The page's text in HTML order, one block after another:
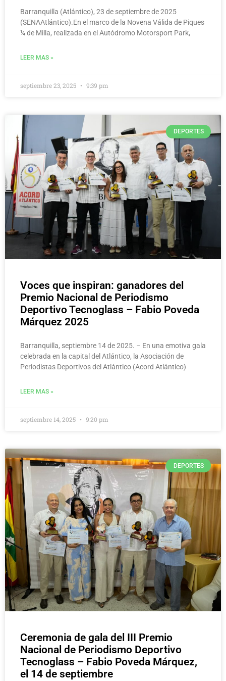
Barranquilla (Atlántico), 23 de septiembre de 2025
(SENAAtlántico).En el marco de la Novena Válida de Piques
¼ de Milla, realizada en el Autódromo Motorsport Park,
LEER MAS »
septiembre 23, 2025 9:39 pm
DEPORTES
Voces que inspiran: ganadores del
Premio Nacional de Periodismo
Deportivo Tecnoglass – Fabio Poveda
Márquez 2025
Barranquilla, septiembre 14 de 2025. – En una emotiva gala
celebrada en la capital del Atlántico, la Asociación de
Periodistas Deportivos del Atlántico (Acord Atlántico)
LEER MAS »
septiembre 14, 2025 9:20 pm
DEPORTES
Ceremonia de gala del III Premio
Nacional de Periodismo Deportivo
Tecnoglass – Fabio Poveda Márquez,
el 14 de septiembre